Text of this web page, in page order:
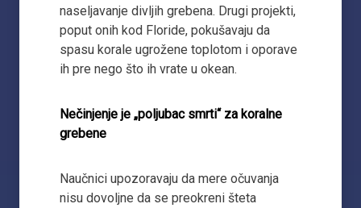
naseljavanje divljih grebena. Drugi projekti,
poput onih kod Floride, pokušavaju da
spasu korale ugrožene toplotom i oporave
ih pre nego što ih vrate u okean.
Nečinjenje je „poljubac smrti“ za koralne
grebene
Naučnici upozoravaju da mere očuvanja
nisu dovoljne da se preokreni šteta